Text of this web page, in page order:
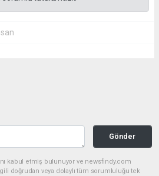
Gönder
kabul etmiş bulunuyor ve newsfindy.com
doğrudan veya dolaylı tüm sorumluluğu tek